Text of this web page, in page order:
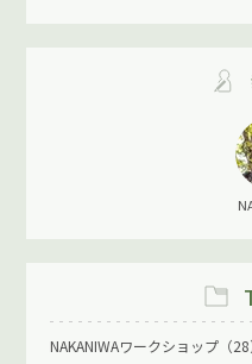
NAKANIWAワークショップ（28